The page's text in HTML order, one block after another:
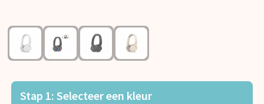
Reisbenodigdheden
Schrijfwaren
Sleutelhangers en Lanyards
Stap 1: Selecteer een kleur